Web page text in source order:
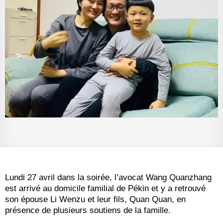
Lundi 27 avril dans la soirée, l’avocat Wang Quanzhang
est arrivé au domicile familial de Pékin et y a retrouvé
son épouse Li Wenzu et leur fils, Quan Quan, en
présence de plusieurs soutiens de la famille.